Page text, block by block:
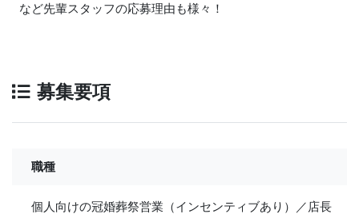
など先輩スタッフの応募理由も様々！
募集要項
職種
個人向けの冠婚葬祭営業（インセンティブあり）／店長